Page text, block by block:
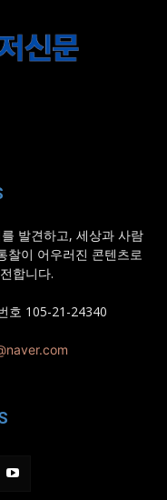
발견하고, 세상과 사람
찰이 어우러진 콘텐츠로
합니다.
호 105-21-24340